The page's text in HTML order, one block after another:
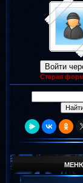
Войти
Старая